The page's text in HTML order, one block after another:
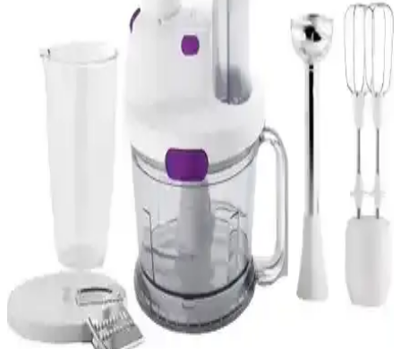
Fakir Veyron Turbo XL HEPA filtre, yüksek kaliteli malzemeleri ve
Türkiye menşeiyle hijyen ve performansı artırır, montajda dikkat
edilmesi gereken noktalarla hava kalitesini korur.
Fakir Dynamic Comfort 600 W Kişisel Blender:
Güçlü ve Pratik Mutfak Çözümü
Fakir Dynamic Comfort 600 W kişisel blender, güçlü performansı,
buz kırma özelliği ve hijyenik şişeleriyle sağlıklı içecekler
hazırlamak için ideal, kompakt ve kullanışlı bir mutfak aleti.
Fakir Eye 2600W Seramik Tabanlı Buharlı Ütü
Performans ve Kullanım Özellikleri
Fakir Eye 2600W seramik tabanlı buharlı ütü, yüksek performans,
kolay kullanım ve dayanıklılık sağlayan modern tasarımıyla
kıyafetlerinizi zahmetsizce ütüler.
Fakir Kaave Roise ile Mono Rose Gold
karşılaştırması: güç, güvenlik ve kapasite odaklı